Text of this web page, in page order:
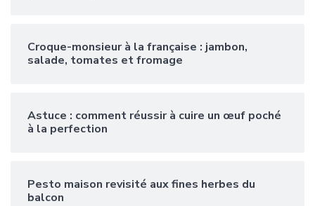
Croque-monsieur à la française : jambon,
salade, tomates et fromage
Astuce : comment réussir à cuire un œuf poché
à la perfection
Pesto maison revisité aux fines herbes du
balcon